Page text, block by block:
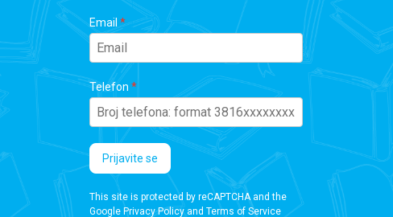
Email
Telefon
Prijavite se
This site is protected by reCAPTCHA and the
Google Privacy Policyand Terms of Service